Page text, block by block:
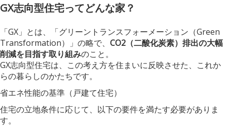
GX志向型住宅ってどんな家？
「GX」とは、「グリーントランスフォーメーション（Green
Transformation）」の略で、 CO2（二酸化炭素）排出の大幅
削減を目指す取り組みのこと。
GX志向型住宅は、この考え方を住まいに反映させた、これか
らの暮らしのかたちです。
省エネ性能の基準（戸建て住宅）
住宅の立地条件に応じて、以下の要件を満たす必要がありま
す。